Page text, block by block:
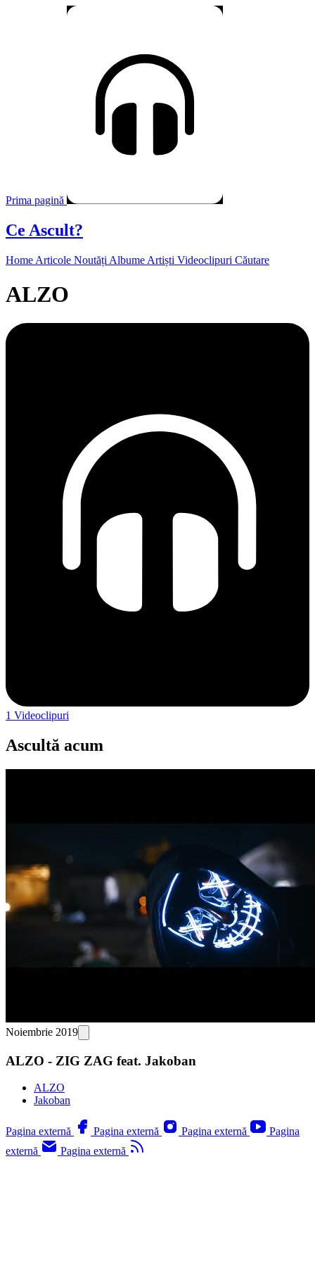
Prima pagină
Ce Ascult?
Home Articole Noutăți Albume Artiști Videoclipuri Căutare
ALZO
1 Videoclipuri
Ascultă acum
Noiembrie 2019
ALZO - ZIG ZAG feat. Jakoban
ALZO
Jakoban
Pagina externă Pagina externă Pagina externă
Pagina
externă
Pagina externă